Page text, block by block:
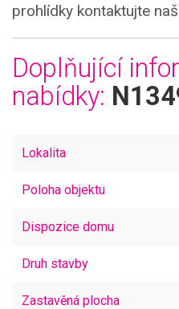
prohlídky kontaktujte
Doplňující
nabídky:
Lokalita
Poloha objektu
Dispozice domu
Druh stavby
Zastavěná plocha